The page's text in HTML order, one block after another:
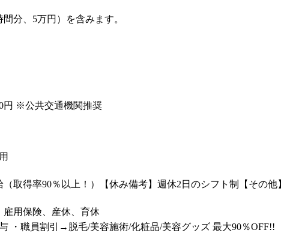
分、5万円）を含みます。
円 ※公共交通機関推奨
（取得率90％以上！）【休み備考】週休2日のシフト制【その
雇用保険、産休、育休
・職員割引→脱毛/美容施術/化粧品/美容グッズ 最大90％